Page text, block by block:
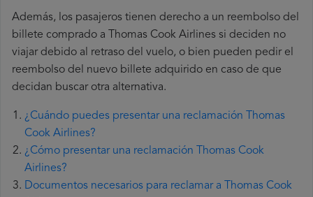
Además, los pasajeros tienen derecho a un reembolso del
billete comprado a Thomas Cook Airlines si deciden no
viajar debido al retraso del vuelo, o bien pueden pedir el
reembolso del nuevo billete adquirido en caso de que
decidan buscar otra alternativa.
¿Cuándo puedes presentar una reclamación Thomas
Cook Airlines?
¿Cómo presentar una reclamación Thomas Cook
Airlines?
Documentos necesarios para reclamar a Thomas Cook